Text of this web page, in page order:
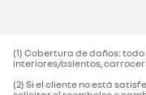
(1) Cobertura de daños:
interiores/asientos,
(2) Si el cliente no está